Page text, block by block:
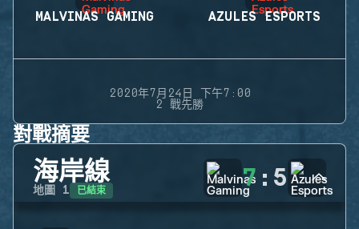
MALVINAS GAMING AZULES ESPORTS
2020年7月24日 下午7:00
2 戰先勝
對戰摘要
海岸線
地圖 1 已結束 7 : 5